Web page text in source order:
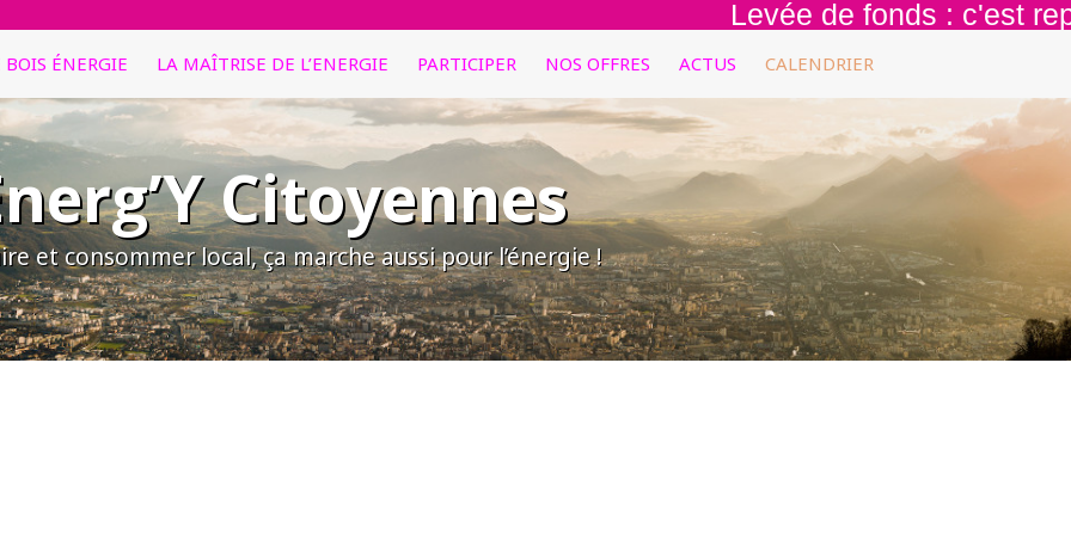
Levée de fonds : c'est
BOIS ÉNERGIE LA MAÎTRISE DE L’ENERGIE PARTICIPER NOS OFFRES ACTUS CALENDRIER
Citoyennes
et consommer local, ça marche aussi pour l’énergie !